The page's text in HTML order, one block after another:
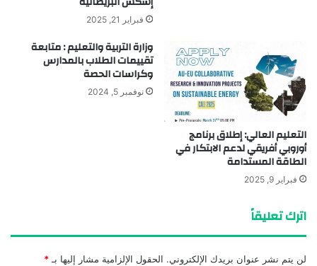
فبراير 21, 2025
التعليم العالي: إطلاق برنامج
أوروبي أفريقي لدعم الابتكار في
الطاقة المستدامة
فبراير 9, 2025
وزارة التربية والتعليم : متابعة
تقييمات الطلاب بالمدارس
وكراسات الحصة
نوفمبر 5, 2024
اترك تعليقاً
لن يتم نشر عنوان بريدك الإلكتروني. الحقول الإلزامية مشار إليها بـ *